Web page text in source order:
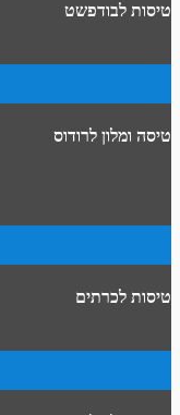
טיסות לבודפשט
טיסה ומלון לרודוס
טיסות לכרתים